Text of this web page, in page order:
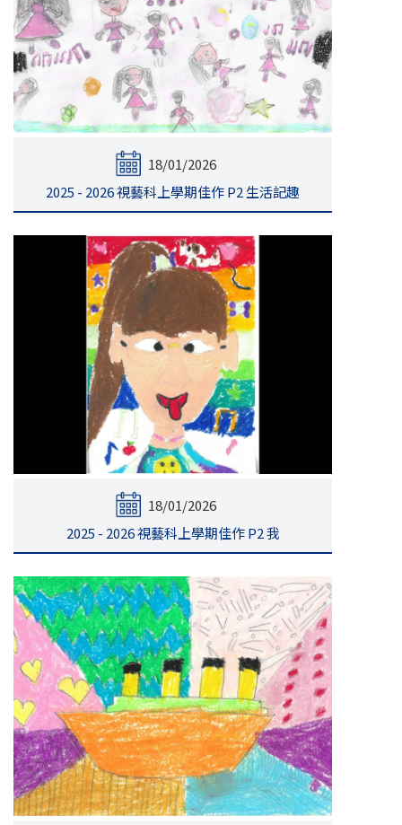
18/01/2026
2025 - 2026 視藝科上學期佳作 P2 生活記趣
18/01/2026
2025 - 2026 視藝科上學期佳作 P2 我